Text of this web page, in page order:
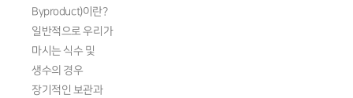
Byproduct)이란?
일반적으로 우리가
마시는 식수 및
생수의 경우
장기적인 보관과